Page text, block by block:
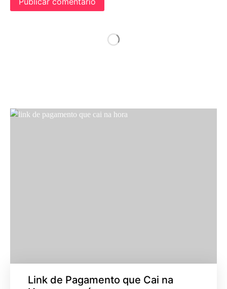
Link de Pagamento que Cai na